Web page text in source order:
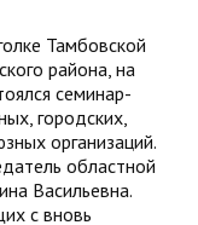
Тамбовской
района, на
семинар-
городских,
организаций.
областной
Васильевна.
с вновь